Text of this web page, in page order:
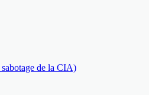
de la CIA)